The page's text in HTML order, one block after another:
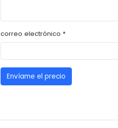
correo electrónico *
Envíame el precio